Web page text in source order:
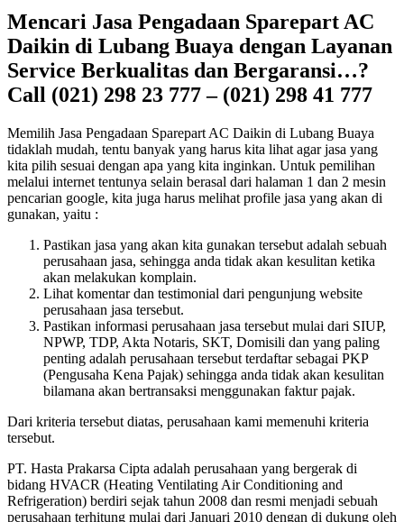
Mencari Jasa Pengadaan Sparepart AC
Daikin di Lubang Buaya dengan Layanan
Service Berkualitas dan Bergaransi…?
Call (021) 298 23 777 – (021) 298 41 777
Memilih Jasa Pengadaan Sparepart AC Daikin di Lubang Buaya
tidaklah mudah, tentu banyak yang harus kita lihat agar jasa yang
kita pilih sesuai dengan apa yang kita inginkan. Untuk pemilihan
melalui internet tentunya selain berasal dari halaman 1 dan 2 mesin
pencarian google, kita juga harus melihat profile jasa yang akan di
gunakan, yaitu :
Pastikan jasa yang akan kita gunakan tersebut adalah sebuah
perusahaan jasa, sehingga anda tidak akan kesulitan ketika
akan melakukan komplain.
Lihat komentar dan testimonial dari pengunjung website
perusahaan jasa tersebut.
Pastikan informasi perusahaan jasa tersebut mulai dari SIUP,
NPWP, TDP, Akta Notaris, SKT, Domisili dan yang paling
penting adalah perusahaan tersebut terdaftar sebagai PKP
(Pengusaha Kena Pajak) sehingga anda tidak akan kesulitan
bilamana akan bertransaksi menggunakan faktur pajak.
Dari kriteria tersebut diatas, perusahaan kami memenuhi kriteria
tersebut.
PT. Hasta Prakarsa Cipta adalah perusahaan yang bergerak di
bidang HVACR (Heating Ventilating Air Conditioning and
Refrigeration) berdiri sejak tahun 2008 dan resmi menjadi sebuah
perusahaan terhitung mulai dari Januari 2010 dengan di dukung oleh